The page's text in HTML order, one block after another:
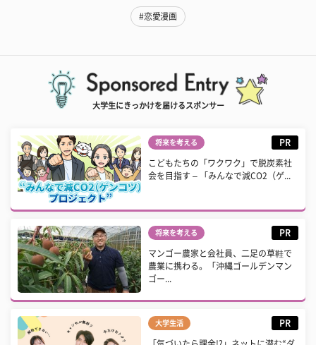
#恋愛漫画
大学生にきっかけを届けるスポンサー
将来を考える PR
こどもたちの「ワクワク」で脱炭素社
会を目指す – 「みんなで減CO2（ゲ...
将来を考える PR
マンゴー農家と会社員、二足の草鞋で
農業に携わる。「沖縄ゴールデンマン
ゴー...
大学生活 PR